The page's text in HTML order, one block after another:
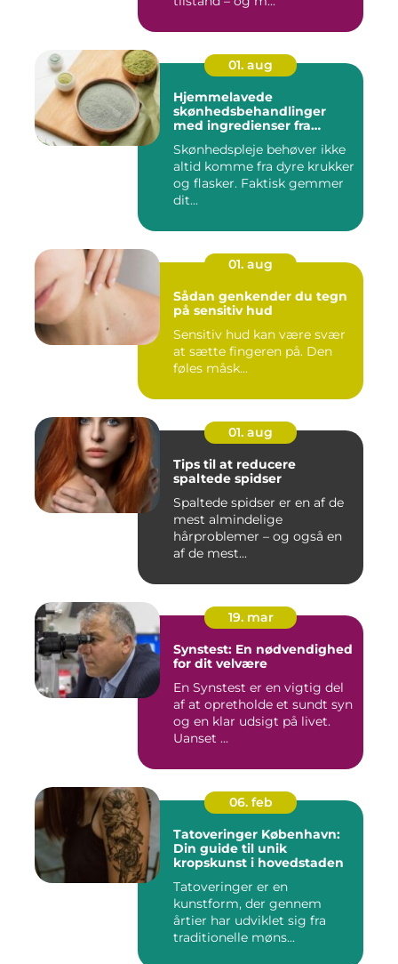
01. aug
Hjemmelavede
skønhedsbehandlinger
med ingredienser fra
Skønhedspleje behøver ikke
altid komme fra dyre krukker
og flasker. Faktisk gemmer
dit...
01. aug
Sådan genkender du tegn
på sensitiv hud
Sensitiv hud kan være svær
at sætte fingeren på. Den
føles måsk...
01. aug
Tips til at reducere
spaltede spidser
Spaltede spidser er en af de
mest almindelige
hårproblemer – og også en
af de mest...
19. mar
Synstest: En nødvendighed
for dit velvære
En Synstest er en vigtig del
af at opretholde et sundt syn
og en klar udsigt på livet.
Uanset ...
06. feb
Tatoveringer København:
Din guide til unik
kropskunst i hovedstaden
Tatoveringer er en
kunstform, der gennem
årtier har udviklet sig fra
traditionelle møns...